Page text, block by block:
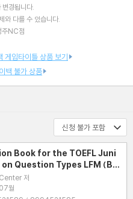
경됩니다.
와 다를 수 있습니다.
주NC점
게임타이틀 상품 보기
백 불가 상품
Book for the TOEFL Juni
Question Types LFM (Ba
저
월